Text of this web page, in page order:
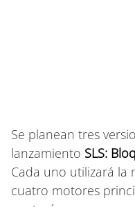
Se planean tres
lanzamiento SLS:
Cada uno utilizará la
cuatro motores